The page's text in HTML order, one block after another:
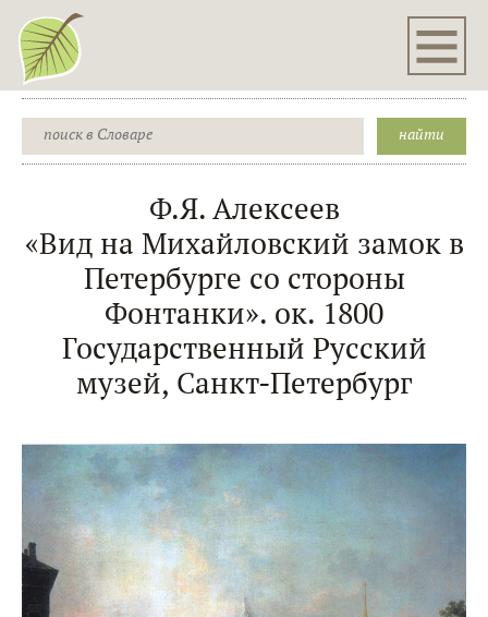
Ф.Я. Алексеев
«Вид на Михайловский замок в
Петербурге со стороны
Фонтанки». ок. 1800
Государственный Русский
музей, Санкт-Петербург